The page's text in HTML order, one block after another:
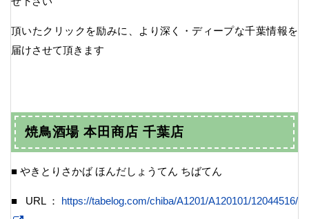
頂いたクリックを励みに、より深く・ディープな千葉情報を
届けさせて頂きます
焼鳥酒場 本田商店 千葉店
■ やきとりさかば ほんだしょうてん ちばてん
■ URL： https://tabelog.com/chiba/A1201/A120101/12044516/